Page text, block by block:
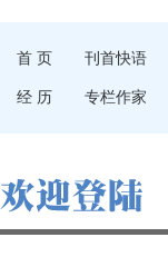
首 页 刊首快语
经 历 专栏作家